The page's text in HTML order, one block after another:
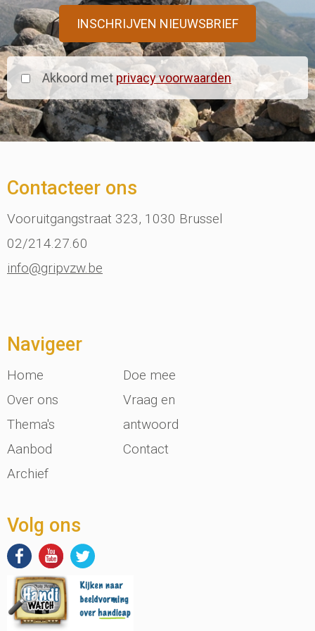
Akkoord met privacy voorwaarden
Contacteer ons
Vooruitgangstraat 323, 1030 Brussel
02/214.27.60
info@gripvzw.be
Navigeer
Home
Over ons
Thema's
Aanbod
Archief
Doe mee
Vraag en
antwoord
Contact
Volg ons